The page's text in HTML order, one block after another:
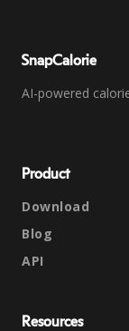
SnapCalorie
AI-powered
Product
Download
Blog
API
Resources